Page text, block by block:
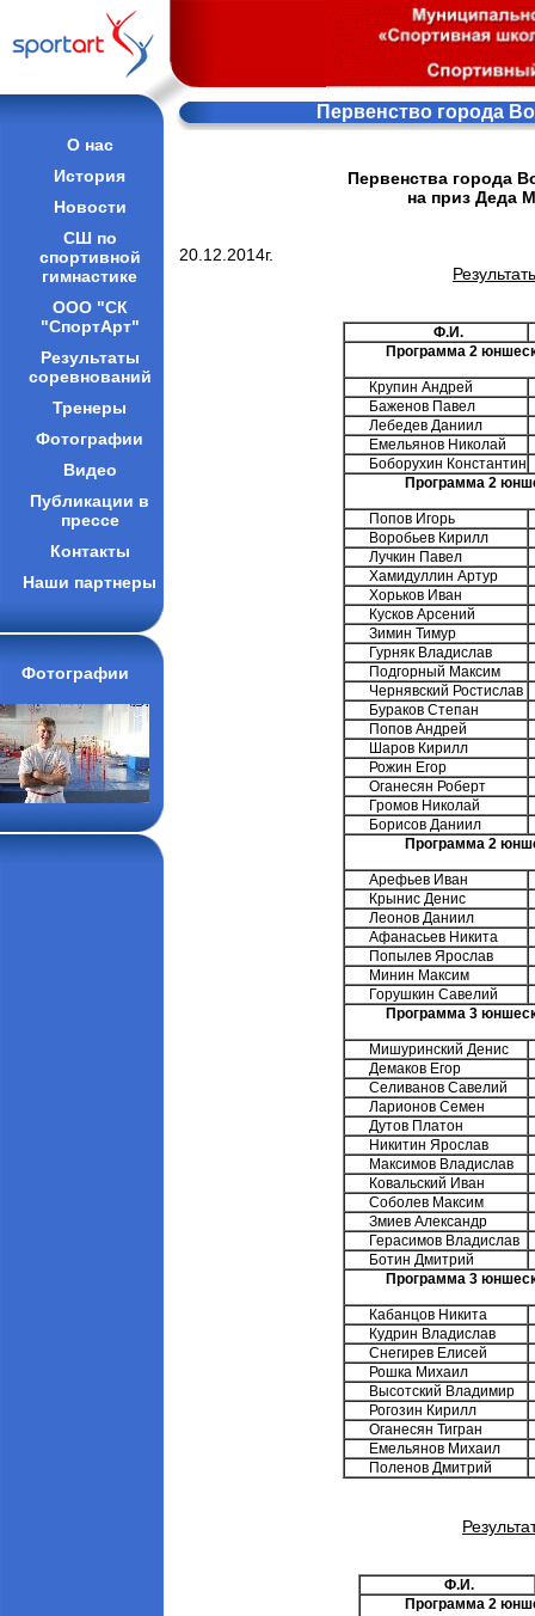
О нас
История
Новости
СШ по
спортивной
гимнастике
ООО "СК
"СпортАрт"
Результаты
соревнований
Тренеры
Фотографии
Видео
Публикации в
прессе
Контакты
Наши партнеры
Фотографии
Первенство города
Первенства города
на приз Деда
20.12.2014г.
Ф.И.
Программа 2
Крупин Андрей
Баженов Павел
Лебедев Даниил
Емельянов Николай
Боборухин Константин
Программа 2
Попов Игорь
Воробьев Кирилл
Лучкин Павел
Хамидуллин Артур
Хорьков Иван
Кусков Арсений
Зимин Тимур
Гурняк Владислав
Подгорный Максим
Чернявский Ростислав
Бураков Степан
Попов Андрей
Шаров Кирилл
Рожин Егор
Оганесян Роберт
Громов Николай
Борисов Даниил
Программа 2
Арефьев Иван
Крынис Денис
Леонов Даниил
Афанасьев Никита
Попылев Ярослав
Минин Максим
Горушкин Савелий
Программа 3
Мишуринский Денис
Демаков Егор
Селиванов Савелий
Ларионов Семен
Дутов Платон
Никитин Ярослав
Максимов Владислав
Ковальский Иван
Соболев Максим
Змиев Александр
Герасимов Владислав
Ботин Дмитрий
Программа 3
Кабанцов Никита
Кудрин Владислав
Снегирев Елисей
Рошка Михаил
Высотский Владимир
Рогозин Кирилл
Оганесян Тигран
Емельянов Михаил
Поленов Дмитрий
Ф.И.
Программа 2